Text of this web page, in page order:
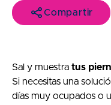
Compartir
Sal y muestra tus
Si necesitas una
días muy ocupados o